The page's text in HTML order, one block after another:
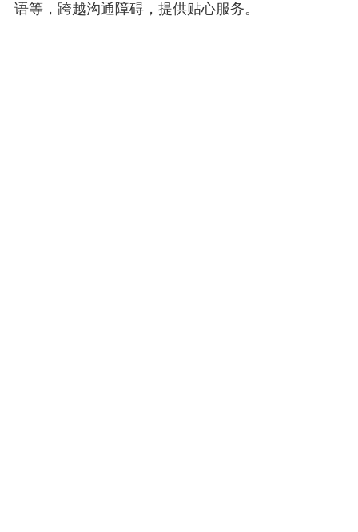
语等，跨越沟通障碍，提供贴心服务。